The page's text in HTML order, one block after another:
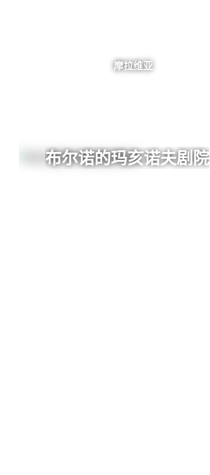
摩拉维亚
布尔诺的玛亥诺夫剧院